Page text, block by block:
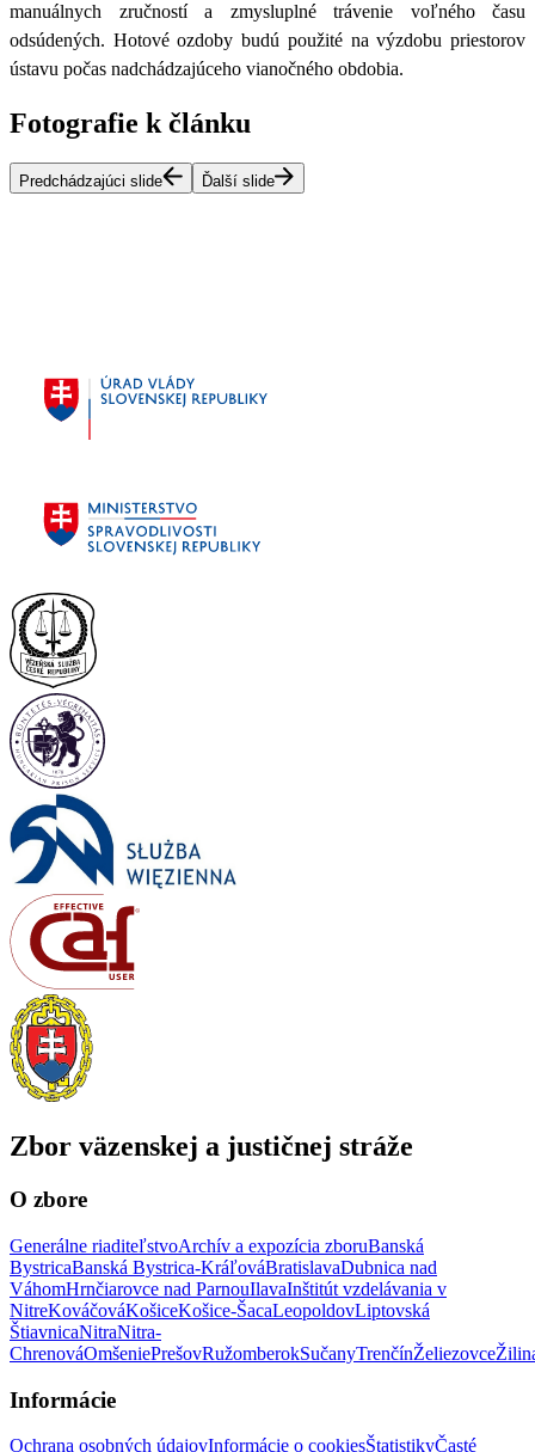
manuálnych zručností a zmysluplné trávenie voľného času
odsúdených. Hotové ozdoby budú použité na výzdobu priestorov
ústavu počas nadchádzajúceho vianočného obdobia.
Fotografie k článku
Predchádzajúci slide Ďalší slide
Zbor väzenskej a justičnej stráže
O zbore
Generálne riaditeľstvoArchív a expozícia zboruBanská
BystricaBanská Bystrica-KráľováBratislavaDubnica nad
VáhomHrnčiarovce nad ParnouIlavaInštitút vzdelávania v
NitreKováčováKošiceKošice-ŠacaLeopoldovLiptovská
ŠtiavnicaNitraNitra-
ChrenováOmšeniePrešovRužomberokSučanyTrenčínŽeliezovce
Informácie
Ochrana osobných údajovInformácie o cookiesŠtatistikyČasté